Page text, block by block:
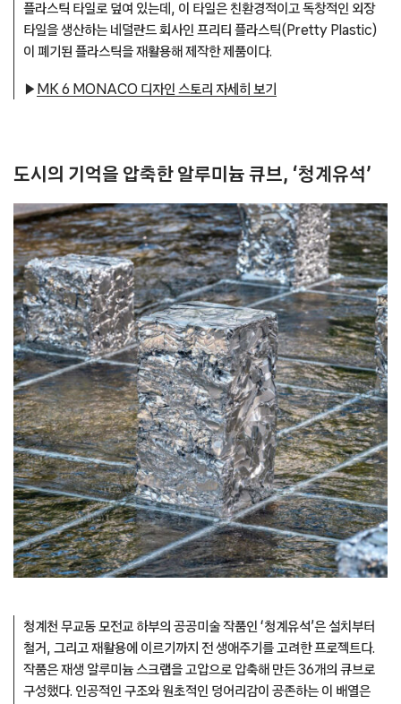
플라스틱 타일로 덮여 있는데, 이 타일은 친환경적이고 독창적인 외장
타일을 생산하는 네덜란드 회사인 프리티 플라스틱(Pretty Plastic)
이 폐기된 플라스틱을 재활용해 제작한 제품이다.
▶ MK 6 MONACO 디자인 스토리 자세히 보기
도시의 기억을 압축한 알루미늄 큐브, ‘청계유석’
청계천 무교동 모전교 하부의 공공미술 작품인 ‘청계유석’은 설치부터
철거, 그리고 재활용에 이르기까지 전 생애주기를 고려한 프로젝트다.
작품은 재생 알루미늄 스크랩을 고압으로 압축해 만든 36개의 큐브로
구성했다. 인공적인 구조와 원초적인 덩어리감이 공존하는 이 배열은